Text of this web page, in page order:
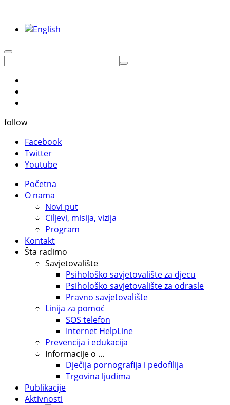
follow
Facebook
Twitter
Youtube
Početna
O nama
Novi put
Ciljevi, misija, vizija
Program
Kontakt
Šta radimo
Savjetovalište
Psihološko savjetovalište za djecu
Psihološko savjetovalište za odrasle
Pravno savjetovalište
Linija za pomoć
SOS telefon
Internet HelpLine
Prevencija i edukacija
Informacije o ...
Dječija pornografija i pedofilija
Trgovina ljudima
Publikacije
Aktivnosti